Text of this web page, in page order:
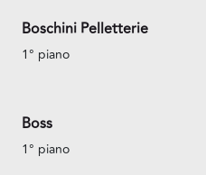
Boschini Pelletterie
1° piano
Boss
1° piano